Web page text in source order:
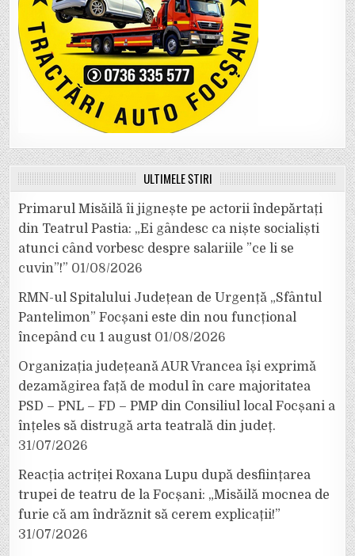
ULTIMELE ȘTIRI
Primarul Misăilă îi jignește pe actorii îndepărtați
din Teatrul Pastia: „Ei gândesc ca niște socialiști
atunci când vorbesc despre salariile ”ce li se
cuvin”!” 01/08/2026
RMN-ul Spitalului Județean de Urgență „Sfântul
Pantelimon” Focșani este din nou funcțional
începând cu 1 august 01/08/2026
Organizația județeană AUR Vrancea își exprimă
dezamăgirea față de modul în care majoritatea
PSD – PNL – FD – PMP din Consiliul local Focșani a
înțeles să distrugă arta teatrală din județ.
31/07/2026
Reacția actriței Roxana Lupu după desființarea
trupei de teatru de la Focșani: „Misăilă mocnea de
furie că am îndrăznit să cerem explicații!”
31/07/2026